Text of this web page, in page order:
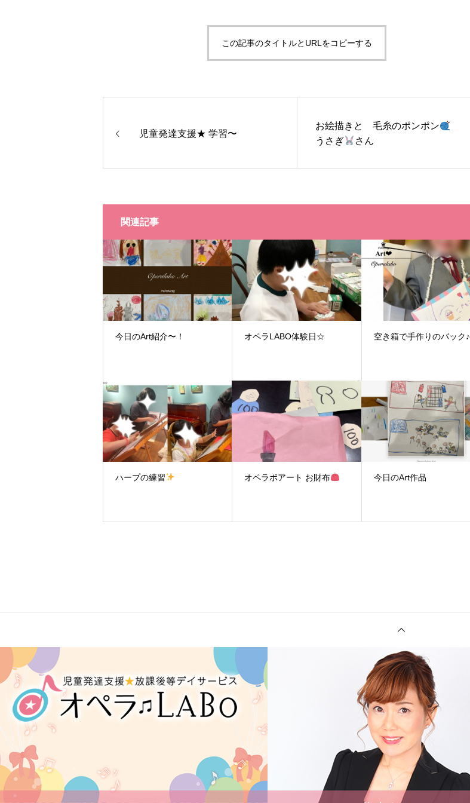
この記事のタイトルとURLをコピーする
児童発達支援★ 学習〜
お絵描きと 毛糸のポンポン
うさぎ
さん
関連記事
今日のArt紹介〜！ オペラLABO体験日☆ 空き箱で手作りのバック♪
ハープの練習 オペラボアート お財布 今日のArt作品